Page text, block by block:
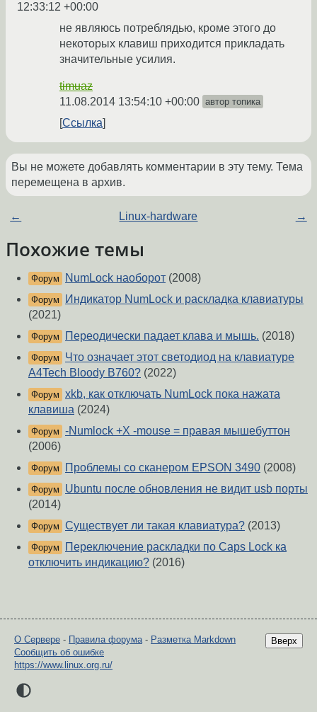
12:33:12 +00:00
не являюсь потреблядью, кроме этого до
некоторых клавиш приходится прикладать
значительные усилия.
timuaz
11.08.2014 13:54:10 +00:00 автор топика
Ссылка
Вы не можете добавлять комментарии в эту тему. Тема
перемещена в архив.
← Linux-hardware →
Похожие темы
Форум NumLock наоборот (2008)
Форум
Индикатор NumLock и раскладка клавиатуры
(2021)
Форум Переодически падает клава и мышь. (2018)
Форум
Что означает этот светодиод на клавиатуре
A4Tech Bloody B760? (2022)
Форум xkb, как отключать NumLock пока нажата
клавиша (2024)
Форум -Numlock +X -mouse = правая мышебуттон
(2006)
Форум Проблемы со сканером EPSON 3490 (2008)
Форум
Ubuntu после обновления не видит usb порты
(2014)
Форум Существует ли такая клавиатура? (2013)
Форум
Переключение раскладки по Caps Lock ка
отключить индикацию? (2016)
Вверх
О Сервере - Правила форума- Разметка Markdown
Сообщить об ошибке
https://www.linux.org.ru/